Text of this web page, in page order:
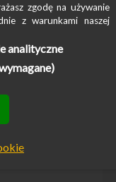
Kontrolerów i
na żywo)
zgodę na używanie
z warunkami naszej
analityczne